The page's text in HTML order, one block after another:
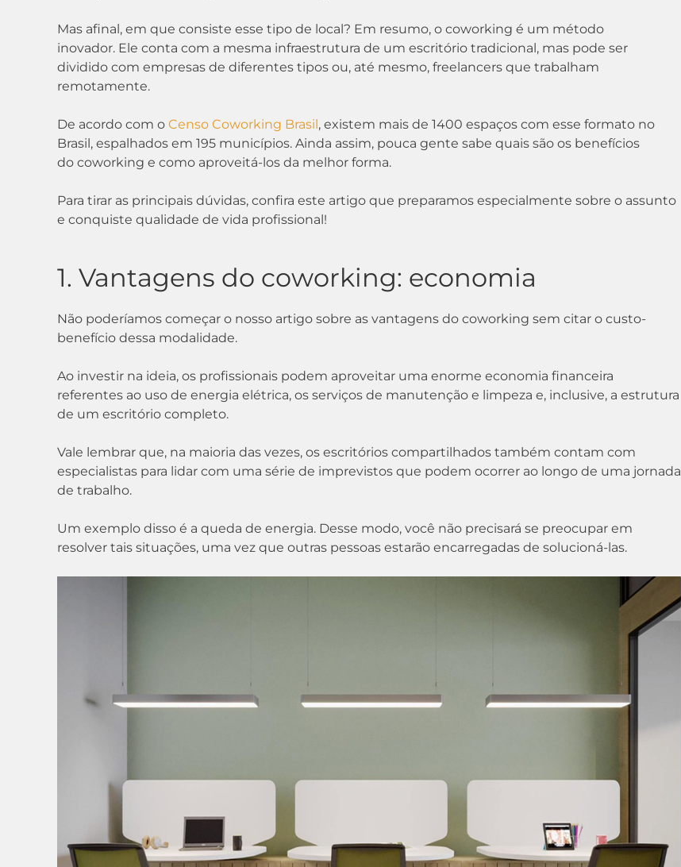
Mas afinal, em que consiste esse tipo de local? Em resumo, o coworking é um método
inovador. Ele conta com a mesma infraestrutura de um escritório tradicional, mas pode ser
dividido com empresas de diferentes tipos ou, até mesmo, freelancers que trabalham
remotamente.
De acordo com o Censo Coworking Brasil , existem mais de 1400 espaços com esse formato no
Brasil, espalhados em 195 municípios. Ainda assim, pouca gente sabe quais são os benefícios
do coworking e como aproveitá-los da melhor forma.
Para tirar as principais dúvidas, confira este artigo que preparamos especialmente sobre o assunto
e conquiste qualidade de vida profissional!
1. Vantagens do coworking: economia
Não poderíamos começar o nosso artigo sobre as vantagens do coworking sem citar o custo-
benefício dessa modalidade.
Ao investir na ideia, os profissionais podem aproveitar uma enorme economia financeira
referentes ao uso de energia elétrica, os serviços de manutenção e limpeza e, inclusive, a estrutura
de um escritório completo.
Vale lembrar que, na maioria das vezes, os escritórios compartilhados também contam com
especialistas para lidar com uma série de imprevistos que podem ocorrer ao longo de uma jornada
de trabalho.
Um exemplo disso é a queda de energia. Desse modo, você não precisará se preocupar em
resolver tais situações, uma vez que outras pessoas estarão encarregadas de solucioná-las.